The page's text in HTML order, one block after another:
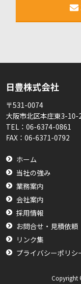
日豊株式会社
〒531-0074
大阪市北区本庄東3-10-
TEL： 06-6374-0861
FAX： 06-6371-0792
ホーム
当社の強み
業務案内
会社案内
採用情報
お問合せ・見積依頼
リンク集
プライバシーポリシ
Copyright